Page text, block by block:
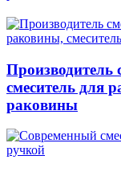
Производитель
смеситель для
раковины